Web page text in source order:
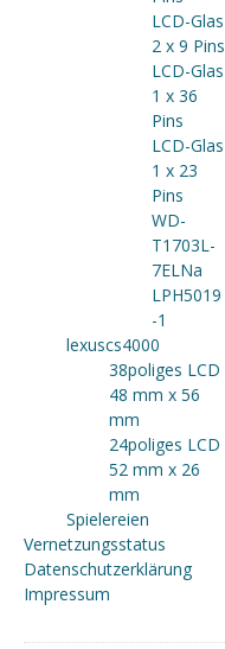
LCD-Glas
2 x 9 Pins
LCD-Glas
1 x 36
Pins
LCD-Glas
1 x 23
Pins
WD-
T1703L-
7ELNa
LPH5019
-1
lexuscs4000
38poliges LCD
48 mm x 56
mm
24poliges LCD
52 mm x 26
mm
Spielereien
Vernetzungsstatus
Datenschutzerklärung
Impressum